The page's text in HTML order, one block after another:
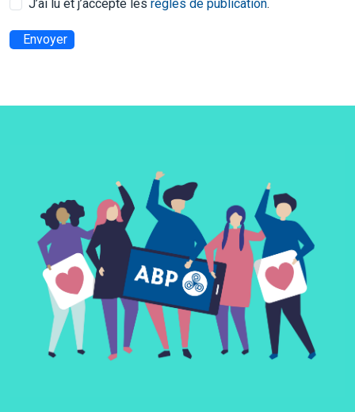
J’ai lu et j’accepte les règles de publication.
Envoyer